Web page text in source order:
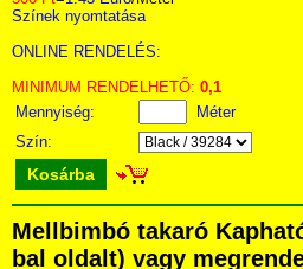
Színek nyomtatása
ONLINE RENDELÉS:
MINIMUM RENDELHETŐ: 0,1
Mennyiség:
Méter
Szín:
Kosárba
Mellbimbó takaró
bal oldalt) vagy